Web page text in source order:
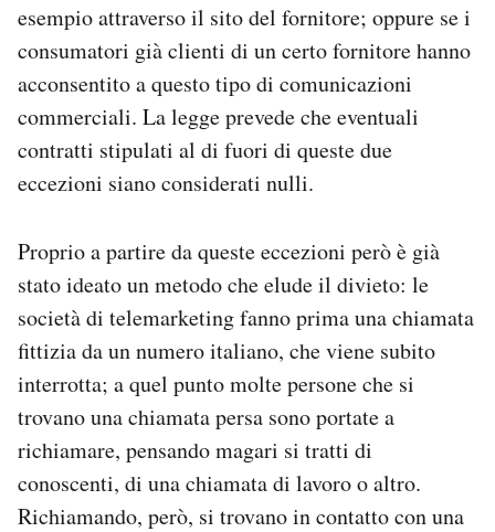
esempio attraverso il sito del fornitore; oppure se i
consumatori già clienti di un certo fornitore hanno
acconsentito a questo tipo di comunicazioni
commerciali. La legge prevede che eventuali
contratti stipulati al di fuori di queste due
eccezioni siano considerati nulli.
Proprio a partire da queste eccezioni però è già
stato ideato un metodo che elude il divieto: le
società di telemarketing fanno prima una chiamata
fittizia da un numero italiano, che viene subito
interrotta; a quel punto molte persone che si
trovano una chiamata persa sono portate a
richiamare, pensando magari si tratti di
conoscenti, di una chiamata di lavoro o altro.
Richiamando, però, si trovano in contatto con una